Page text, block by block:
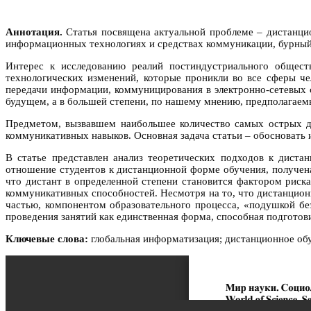
Аннотация. Статья посвящена актуальной проблеме –
информационных технологиях и средствах коммуникации,
Интерес к исследованию реалий постиндустриального
технологических изменений, которые проникли во все сферы
передачи информации, коммуницирования в электронно-
будущем, а в большей степени, по нашему мнению,
Предметом, вызвавшем наибольшее количество самых острых
коммуникативных навыков. Основная задача статьи –
В статье представлен анализ теоретических подходов к
отношение студентов к дистанционной форме обучения,
что дистант в определенной степени становится фактором
коммуникативных способностей. Несмотря на то, что
частью, компонентом образовательного процесса, «подушкой
проведения занятий как единственная форма, способная
Ключевые слова: глобальная информатизация; дистанционное